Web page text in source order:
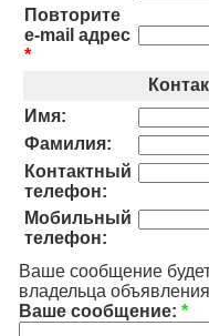
Повторите
e-mail адрес
*
Имя:
Фамилия:
Контактный
телефон:
Мобильный
телефон:
Ваше сообщение
владельца
Ваше сообщение: *